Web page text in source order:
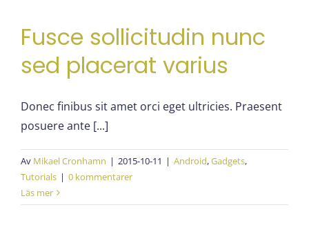
Fusce sollicitudin nunc
sed placerat varius
Donec finibus sit amet orci eget ultricies. Praesent
posuere ante [...]
Av Mikael Cronhamn | 2015-10-11 | Android,Gadgets,
Tutorials | 0 kommentarer
Läs mer